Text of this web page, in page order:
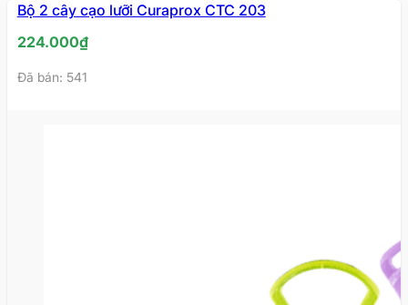
Bộ 2 cây cạo lưỡi Curaprox CTC 203
224.000₫
Đã bán: 541